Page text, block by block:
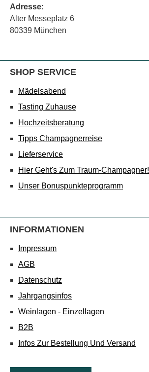
Adresse:
Alter Messeplatz 6
80339 München
SHOP SERVICE
Mädelsabend
Tasting Zuhause
Hochzeitsberatung
Tipps Champagnerreise
Lieferservice
Hier Geht's Zum Traum-Champagner!
Unser Bonuspunkteprogramm
INFORMATIONEN
Impressum
AGB
Datenschutz
Jahrgangsinfos
Weinlagen - Einzellagen
B2B
Infos Zur Bestellung Und Versand